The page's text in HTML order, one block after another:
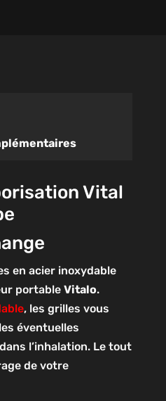
Vital
en acier inoxydable
portable Vitalo.
, les grilles vous
éventuelles
l’inhalation. Le tout
de votre